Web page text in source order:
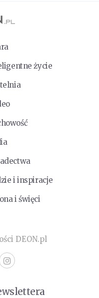
życie
i inspiracje
i święci
DEON.pl